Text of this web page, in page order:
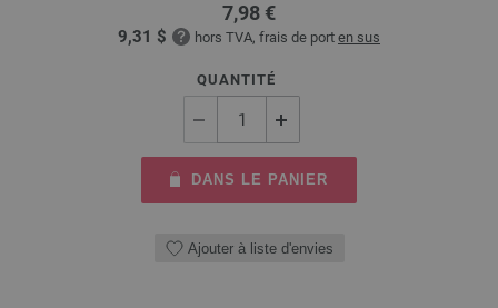
7,98 €
9,31 $ hors TVA, frais de port en sus
QUANTITÉ
DANS LE PANIER
Ajouter à liste d'envies